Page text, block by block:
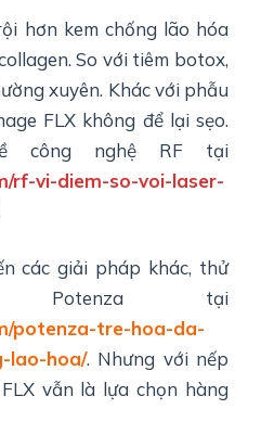
hơn kem chống lão hóa
So với tiêm botox,
xuyên. Khác với phẫu
FLX không để lại sẹo.
công nghệ RF tại
rf-vi-diem-so-voi-laser-
các giải pháp khác, thử
Potenza tại
potenza-tre-hoa-da-
lao-hoa/. Nhưng với nếp
vẫn là lựa chọn hàng